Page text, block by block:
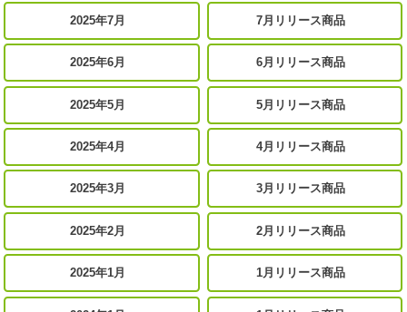
2025年7月 7月リリース商品
2025年6月 6月リリース商品
2025年5月 5月リリース商品
2025年4月 4月リリース商品
2025年3月 3月リリース商品
2025年2月 2月リリース商品
2025年1月 1月リリース商品